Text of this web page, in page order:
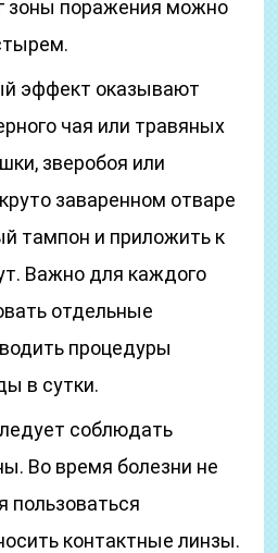
зоны поражения можно
эффект оказывают
чая или травяных
зверобоя или
заваренном отваре
тампон и приложить к
Важно для каждого
отдельные
процедуры
в сутки.
соблюдать
Во время болезни не
пользоваться
контактные линзы.